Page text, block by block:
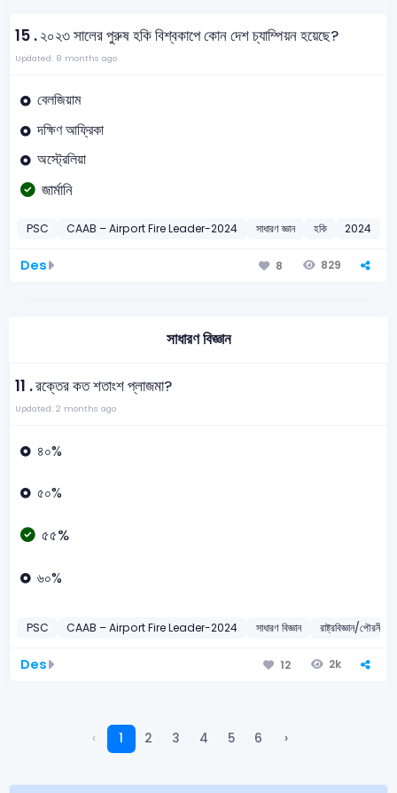
15 .২০২৩ সালের পুরুষ হকি বিশ্বকাপে কোন দেশ চ্যাম্পিয়ন হয়েছে?
Updated: 8 months ago
বেলজিয়াম
দক্ষিণ আফ্রিকা
অস্ট্রেলিয়া
জার্মানি
PSC CAAB – Airport Fire Leader-2024 সাধারণ জ্ঞান হকি 2024
Des 8 829
সাধারণ বিজ্ঞান
11 .রক্তের কত শতাংশ প্লাজমা?
Updated: 2 months ago
৪০%
৫০%
৫৫%
৬০%
PSC CAAB – Airport Fire Leader-2024 সাধারণ বিজ্ঞান রাষ্ট্রবিজ্ঞান/পৌরনীতি
Des 12 2k
‹ 1 2 3 4 5 6 ›